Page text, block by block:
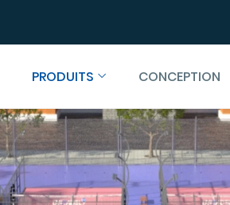
PRODUITS CONCEPTION